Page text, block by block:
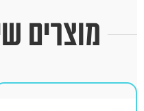
מוצרים